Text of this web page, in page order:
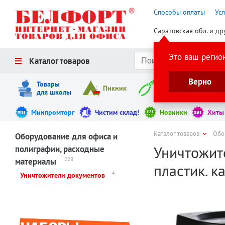
Способы оплаты
Саратовская обл. и
Это ваш
Верно
Каталог товаров
Товары
для школы
Пикник Инструменты
Минпромторг Чистим склад! Новинки Хиты
Оборудование для офиса и
полиграфии, расходные
материалы
228
Уничтожители документов 4
Каталог товаров
пластик.